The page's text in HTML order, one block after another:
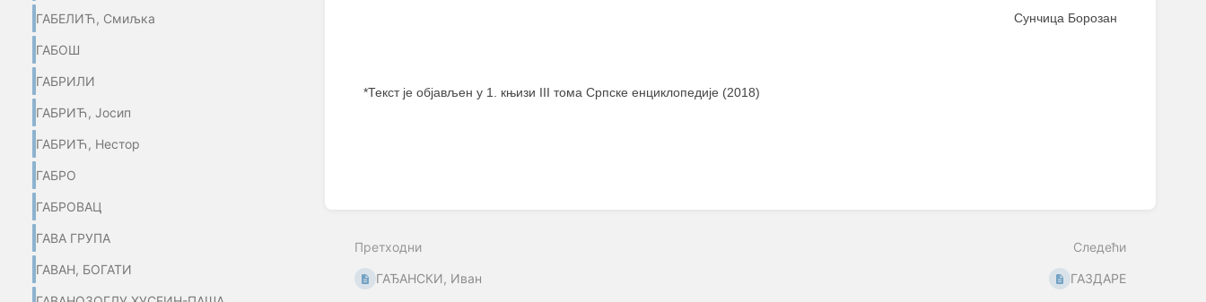
ГАБЕЛИЋ, Смиљка
ГАБОШ
ГАБРИЛИ
ГАБРИЋ, Јосип
ГАБРИЋ, Нестор
ГАБРО
ГАБРОВАЦ
ГАВА ГРУПА
ГАВАН, БОГАТИ
Сунчица Борозан
*Текст је објављен у 1. књизи III тома Српске енциклопедије (2018)
Претходни
ГАЂАНСКИ, Иван
Следећи
ГАЗДАРЕ